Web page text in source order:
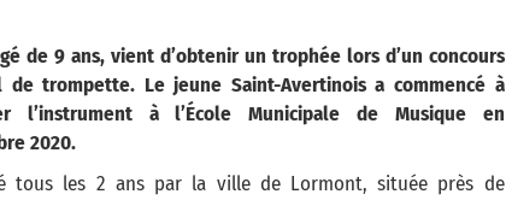
de 9 ans, vient d’obtenir un trophée lors d’un concours
de trompette. Le jeune Saint-Avertinois a commencé à
l’instrument à l’École Municipale de Musique en
2020.
tous les 2 ans par la ville de Lormont, située près de